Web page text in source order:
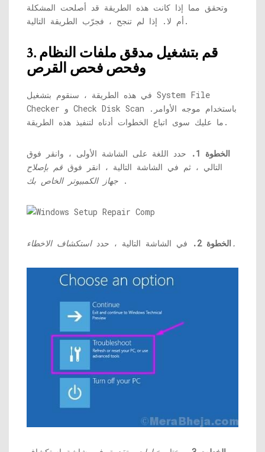
وتحقق مما إذا كانت هذه الطريقة قد أصلحت المشكلة
أم لا. إذا لم تنجح ، فجرّب الطريقة التالية.
3. قم بتشغيل مدقق ملفات النظام
وفحص فحص القرص
في هذه الطريقة ، سنقوم بتشغيل System File
Checker و Check Disk Scan باستخدام موجه الأوامر.
ما عليك سوى اتباع الخطوات أدناه لتنفيذ هذه الطريقة.
الخطوة 1.
حدد اللغة على الشاشة الأولى ، وانقر فوق
التالي ، ثم في الشاشة التالية ، انقر فوق قم بإصلاح
جهاز الكمبيوتر الخاص بك .
الخطوة 2. في الشاشة التالية ، حدد استكشاف الاخطاء.